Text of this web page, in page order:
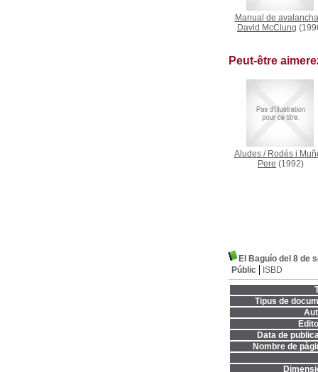
Manual de
David McClung
Peut-être
Aludes/ Rodés i
Pere (1992)
El Baguío del 8 de
Públic
ISBD
Tipus de
Data de
Nombre de